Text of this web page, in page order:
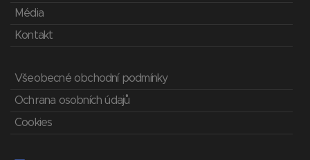
Média
Kontakt
Všeobecné obchodní podmínky
Ochrana osobních údajů
Cookies